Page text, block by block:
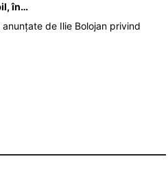
în…
de Ilie Bolojan privind